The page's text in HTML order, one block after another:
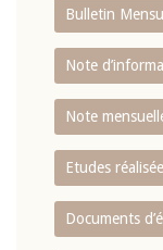
Bulletin
Note
Note
Etudes
Documents